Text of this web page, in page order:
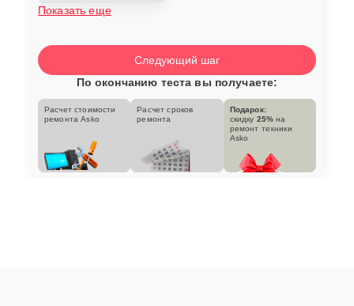
Показать еще
Следующий шаг
По окончанию теста вы получаете:
Расчет стоимости
ремонта Asko
Расчет сроков
ремонта
Подарок:
скидку 25% на
ремонт техники
Asko